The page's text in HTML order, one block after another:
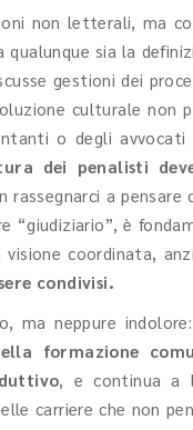
non letterali, ma
sia la
gestioni dei
culturale non
o degli
dei penalisti
a pensare
“giudiziario”, è
coordinata,
condivisi.
ma neppure indolore:
formazione
, e continua a
carriere che non